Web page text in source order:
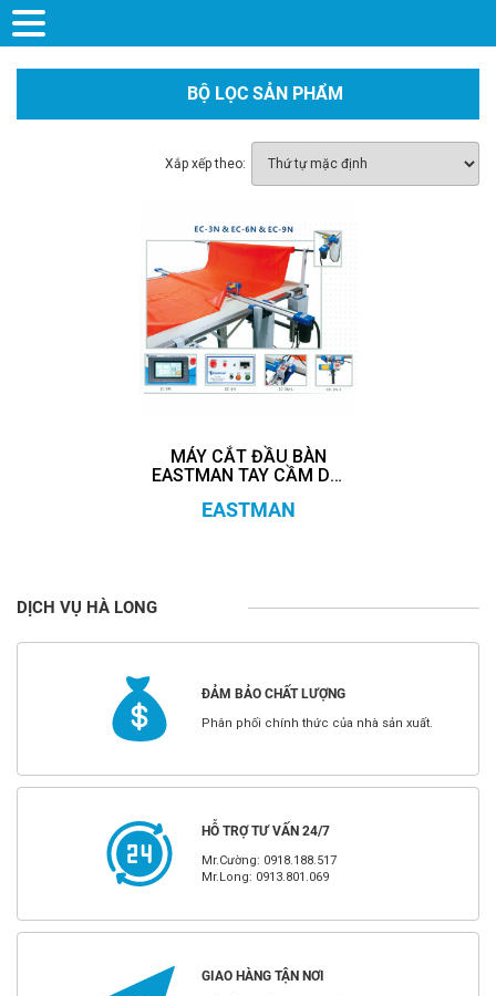
BỘ LỌC SẢN PHẨM
Xắp xếp theo:
MÁY CẮT ĐẦU BÀN
EASTMAN TAY CẦM DÀI
EASTMAN
DỊCH VỤ HÀ LONG
ĐẢM BẢO CHẤT LƯỢNG
Phân phối chính thức của nhà sản xuất.
HỖ TRỢ TƯ VẤN 24/7
Mr.Cường: 0918.188.517
Mr.Long: 0913.801.069
GIAO HÀNG TẬN NƠI